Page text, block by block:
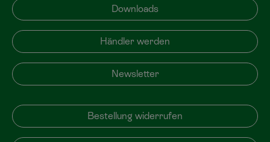
Downloads
Händler werden
Newsletter
Bestellung widerrufen